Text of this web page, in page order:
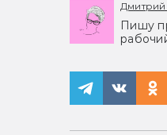
Дмитрий
Пишу